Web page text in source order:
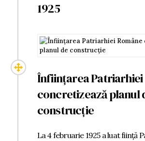
1925
Înființarea Patriarhiei
concretizează planul
construcție
La 4 februarie 1925 a luat ființă